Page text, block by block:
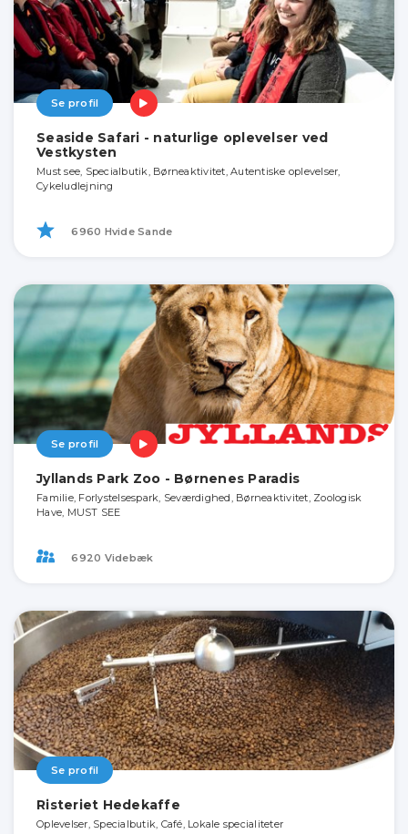
Se profil
Seaside Safari - naturlige oplevelser ved
Vestkysten
Must see, Specialbutik, Børneaktivitet, Autentiske oplevelser,
Cykeludlejning
6960 Hvide Sande
Se profil
Jyllands Park Zoo - Børnenes Paradis
Familie, Forlystelsespark, Seværdighed, Børneaktivitet, Zoologisk
Have, MUST SEE
6920 Videbæk
Se profil
Risteriet Hedekaffe
Oplevelser, Specialbutik, Café, Lokale specialiteter